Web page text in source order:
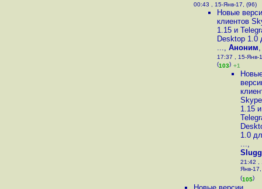
00:43 , 15-Янв-17, (96)
Новые
клиентов
1.15 и
Desktop 1.0
..., Аноним,
17:37 , 15-Янв-
(103) +1
Skype
1.15 и
1.0
...,
21:42 ,
Янв-17,
(105)